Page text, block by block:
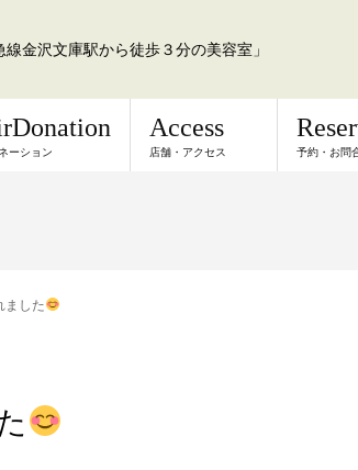
金沢文庫駅から徒歩３分の美容室」
ーション
Access
店舗・アクセス 予約・お問
ました